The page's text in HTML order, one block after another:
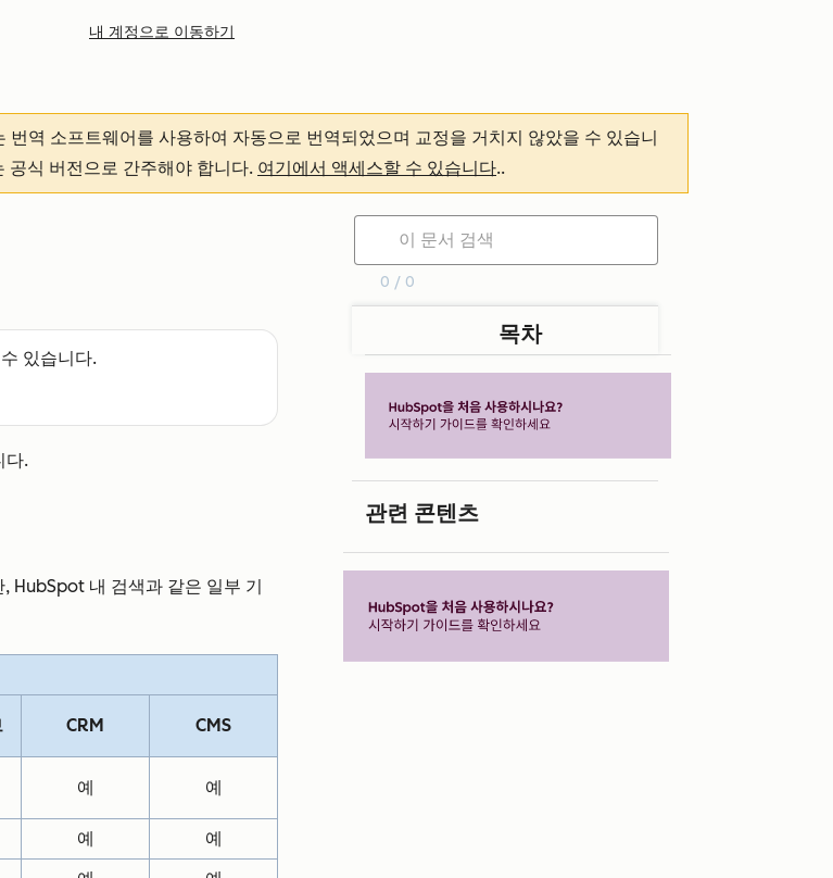
내 계정으로 이동하기
번역 소프트웨어를 사용하여 자동으로 번역되었으며 교정을 거치지 않았을 수 있습니
공식 버전으로 간주해야 합니다. 여기에서 액세스할 수 있습니다..
있습니다.
다.
HubSpot 내 검색과 같은 일부 기
CRM CMS
예 예
예
예
0 / 0
목차
관련 콘텐츠